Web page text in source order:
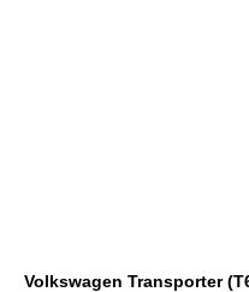
Volkswagen Transporter